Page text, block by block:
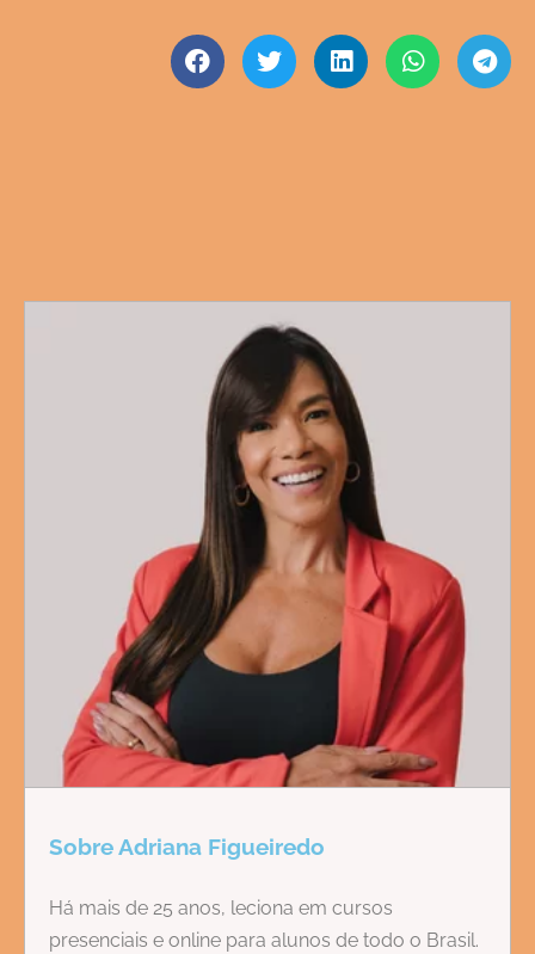
Sobre Adriana Figueiredo
Há mais de 25 anos, leciona em cursos
presenciais e online para alunos de todo o Brasil.